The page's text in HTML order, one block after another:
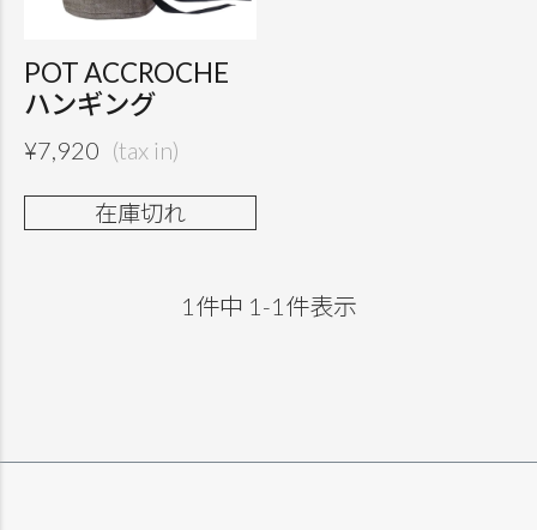
POT ACCROCHE
ハンギング
¥7,920
在庫切れ
1 件中 1 -1 件表示